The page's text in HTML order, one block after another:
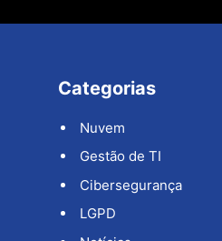
Categorias
Nuvem
Gestão de TI
Cibersegurança
LGPD